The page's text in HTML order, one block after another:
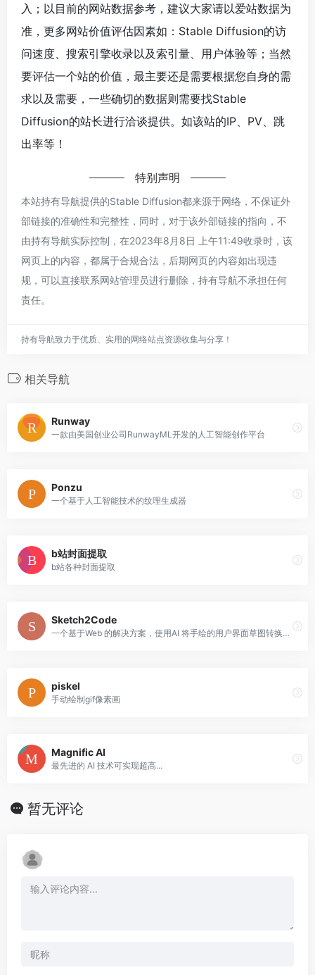
入；以目前的网站数据参考，建议大家请以爱站数据为
准，更多网站价值评估因素如：Stable Diffusion的访
问速度、搜索引擎收录以及索引量、用户体验等；当然
要评估一个站的价值，最主要还是需要根据您自身的需
求以及需要，一些确切的数据则需要找Stable
Diffusion的站长进行洽谈提供。如该站的IP、PV、跳
出率等！
特别声明
本站持有导航提供的Stable Diffusion都来源于网络，不保证外
部链接的准确性和完整性，同时，对于该外部链接的指向，不
由持有导航实际控制，在2023年8月8日 上午11:49收录时，该
网页上的内容，都属于合规合法，后期网页的内容如出现违
规，可以直接联系网站管理员进行删除，持有导航不承担任何
责任。
持有导航致力于优质、实用的网络站点资源收集与分享！
相关导航
Runway
一款由美国创业公司RunwayML开发的人工智能创作平台
Ponzu
一个基于人工智能技术的纹理生成器
b站封面提取
b站各种封面提取
Sketch2Code
一个基于Web 的解决方案，使用AI 将手绘的用户界面草图转换为可用的HTML 代码
piskel
手动绘制gif像素画
Magnific AI
最先进的 AI 技术可实现超高...
暂无评论